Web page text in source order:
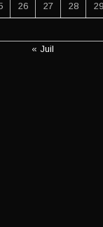
26 27 28 29
« Juil